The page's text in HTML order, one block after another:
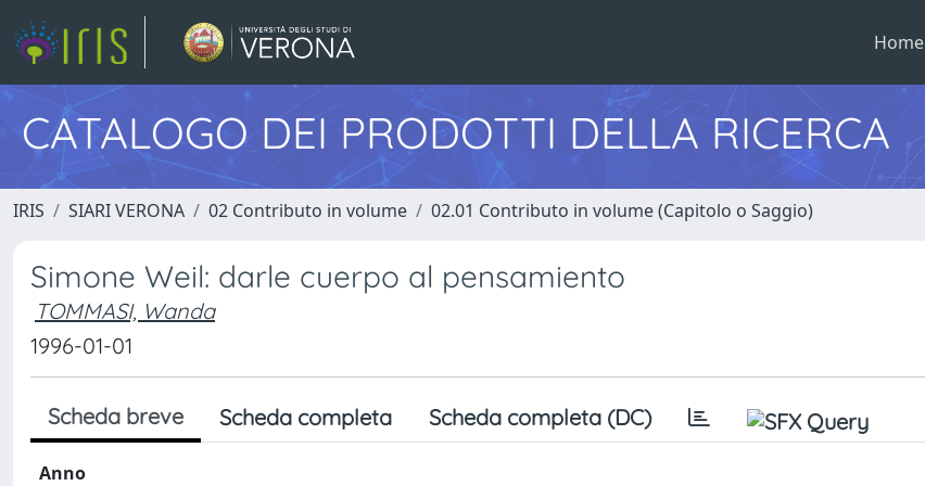
Home
CATALOGO DEI PRODOTTI DELLA RICERCA
IRIS SIARI VERONA 02 Contributo in volume 02.01 Contributo in volume (Capitolo o Saggio)
Simone Weil: darle cuerpo al pensamiento
TOMMASI, Wanda
1996-01-01
Scheda breve Scheda completa Scheda completa (DC)
Anno